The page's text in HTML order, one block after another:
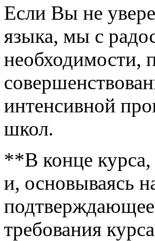
Если Вы не
языка, мы с
необходимости,
интенсивной
школ.
**В конце курса,
и, основываясь
требования